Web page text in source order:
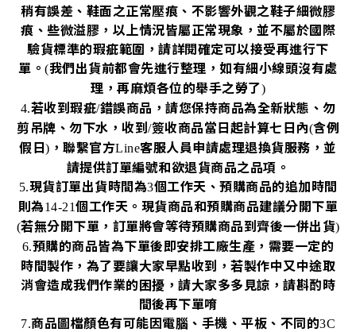
稍有誤差、鞋面之正常壓痕、不影響外觀之鞋子細微膠
痕、些微溢膠，以上情況皆屬正常現象，並不屬於國際
驗貨標準的瑕疵範圍，請詳閱確定可以接受再進行下
單。(我們出貨前都會先進行整理，如有細小線頭沒有處
理，再麻煩各位的舉手之勞了)
4.若收到瑕疵/錯誤商品，請您保持商品為全新狀態、勿
剪吊牌、勿下水，收到 /簽收商品當日起計算七日內(含例
假日) ，聯繫官方Line客服人員申請處理退換貨服務，並
請提供訂單編號和欲退貨商品之品項。
5.現貨訂單出貨時間為3個工作天、預購商品的追加時間
則為14-21個工作天。現貨商品和預購商品建議分開下單
(若無分開下單，訂單將會等待預購商品到齊後一併出貨)
6.預購的商品皆為下單後即安排工廠生產，需要一定的
時間製作，為了要讓大家早點收到，若製作中又中途取
消會造成我們作業的困擾，請大家多多見諒，請斟酌時
間後再下單唷
7.商品圖檔顏色有可能因電腦、手機、平板、不同的3C